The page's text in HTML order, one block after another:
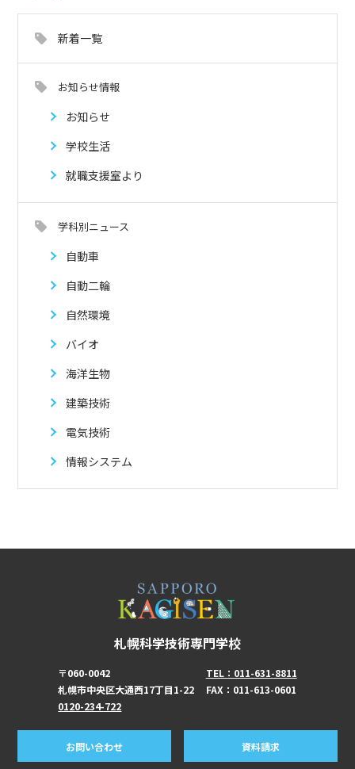
新着一覧
お知らせ情報
お知らせ
学校生活
就職支援室より
学科別ニュース
自動車
自動二輪
自然環境
バイオ
海洋生物
建築技術
電気技術
情報システム
札幌科学技術専門学校
〒060-0042
札幌市中央区大通西17丁目1-22
0120-234-722
TEL：011-631-8811
FAX：011-613-0601
お問い合わせ 資料請求